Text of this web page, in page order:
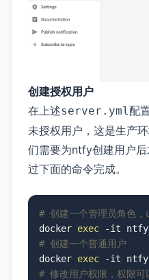
创建授权用户
在上述server.yml 配
未授权用户，这是生产
们需要为ntfy创建用户
过下面的命令完成。
# 创建一个管理员角色，
docker exec
# 创建一个普通用户
docker exec
# 修改用户权限，权